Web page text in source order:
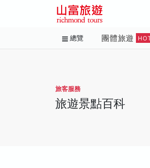
總覽 團體旅遊
旅客服務
旅遊景點百科